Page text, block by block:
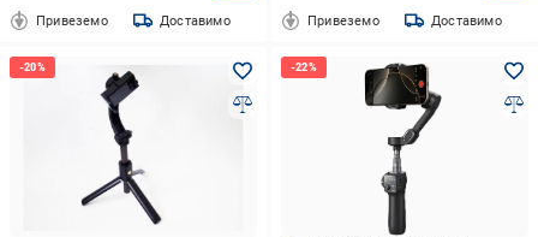
Привеземо Доставимо Привеземо Доставимо